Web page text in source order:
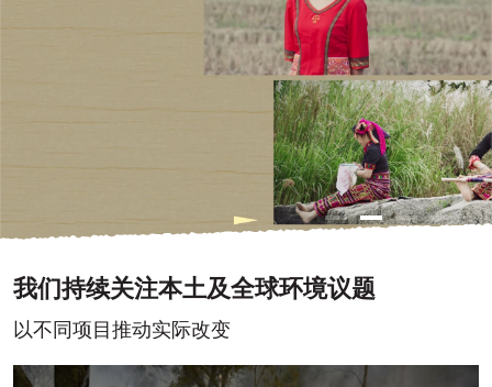
我们持续关注本土及全球环境议题
以不同项目推动实际改变